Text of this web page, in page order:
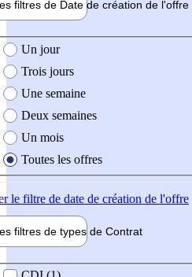
filtres de Date de création de l'offre
création de l'offre
Un jour
Trois jours
Une semaine
Deux semaines
Un mois
Toutes les offres
le filtre de date de création de l'offre
filtres de types de Contrat